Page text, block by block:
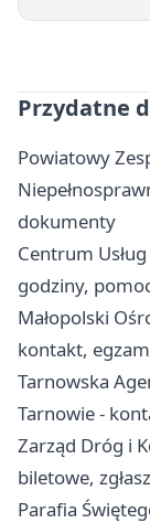
Przydatne
Powiatowy
dokumenty
Centrum
godziny,
Małopolski
kontakt,
Tarnowska
Tarnowie -
Zarząd Dróg i
biletowe,
Parafia